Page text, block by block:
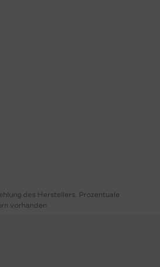
des Herstellers. Prozentuale
vorhanden